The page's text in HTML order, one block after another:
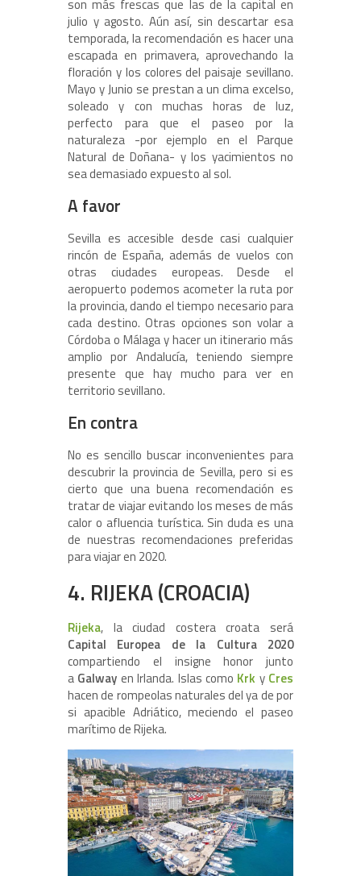
son más frescas que las de la capital en
julio y agosto. Aún así, sin descartar esa
temporada, la recomendación es hacer una
escapada en primavera, aprovechando la
floración y los colores del paisaje sevillano.
Mayo y Junio se prestan a un clima excelso,
soleado y con muchas horas de luz,
perfecto para que el paseo por la
naturaleza -por ejemplo en el Parque
Natural de Doñana- y los yacimientos no
sea demasiado expuesto al sol.
A favor
Sevilla es accesible desde casi cualquier
rincón de España, además de vuelos con
otras ciudades europeas. Desde el
aeropuerto podemos acometer la ruta por
la provincia, dando el tiempo necesario para
cada destino. Otras opciones son volar a
Córdoba o Málaga y hacer un itinerario más
amplio por Andalucía, teniendo siempre
presente que hay mucho para ver en
territorio sevillano.
En contra
No es sencillo buscar inconvenientes para
descubrir la provincia de Sevilla, pero si es
cierto que una buena recomendación es
tratar de viajar evitando los meses de más
calor o afluencia turística. Sin duda es una
de nuestras recomendaciones preferidas
para viajar en 2020.
4. RIJEKA (CROACIA)
Rijeka, la ciudad costera croata será
Capital Europea de la Cultura 2020
compartiendo el insigne honor junto
a Galway en Irlanda. Islas como Krk y Cres
hacen de rompeolas naturales del ya de por
si apacible Adriático, meciendo el paseo
marítimo de Rijeka.